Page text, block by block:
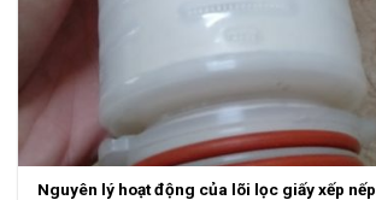
Nguyên lý hoạt động của lõi lọc giấy xếp nếp